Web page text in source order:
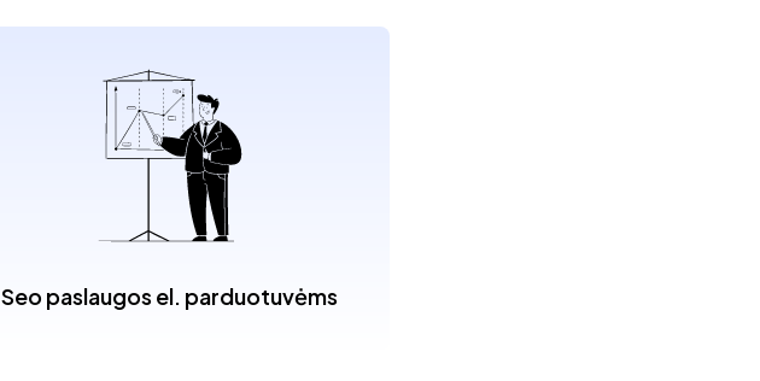
Seo paslaugos el. parduotuvėms